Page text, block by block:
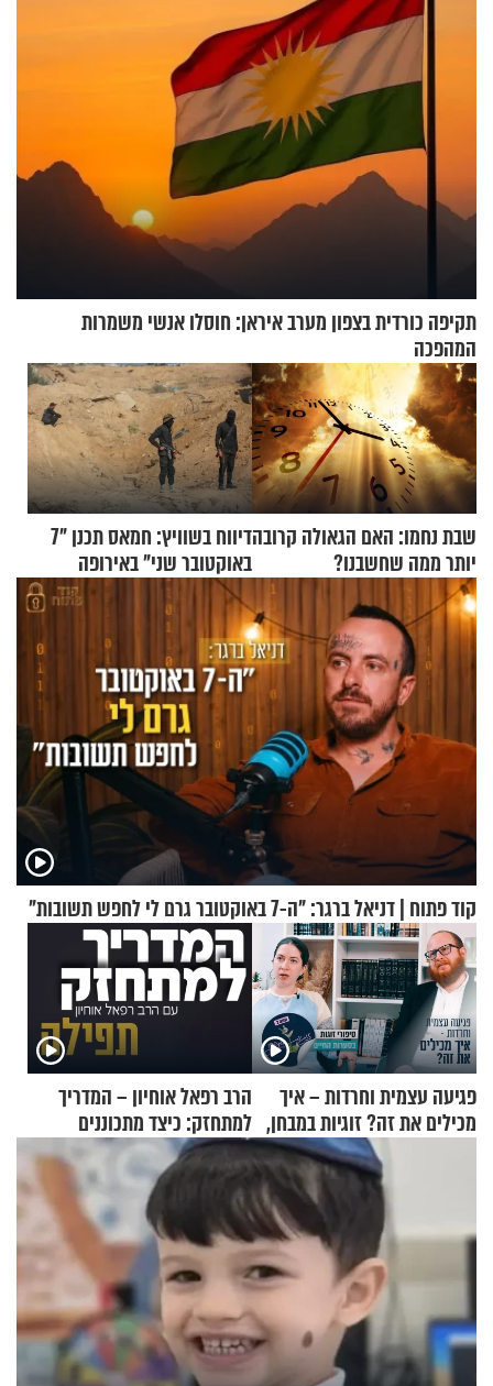
תקיפה כורדית בצפון מערב איראן: חוסלו אנשי משמרות
המהפכה
שבת נחמו: האם הגאולה קרובה
יותר ממה שחשבנו?
דיווח בשוויץ: חמאס תכנן "7
באוקטובר שני" באירופה
קוד פתוח | דניאל ברגר: "ה-7 באוקטובר גרם לי לחפש תשובות"
פגיעה עצמית וחרדות – איך
מכילים את זה? זוגיות במבחן,
הפעם עם יהודית ואלתר כהן
הרב רפאל אוחיון – המדריך
למתחזק: כיצד מתכוננים
לתפילה?